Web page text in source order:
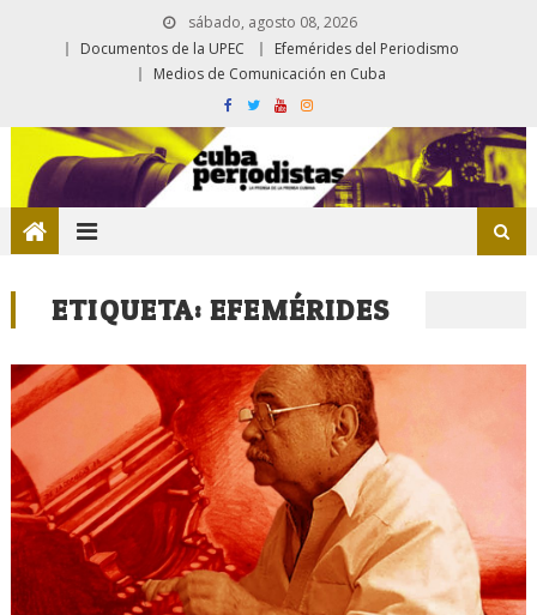
sábado, agosto 08, 2026
Documentos de la UPEC
Efemérides del Periodismo
Medios de Comunicación en Cuba
ETIQUETA: EFEMÉRIDES